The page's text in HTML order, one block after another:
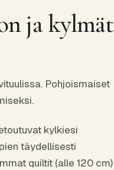
ja kylmät
Pohjoismaiset
kylkiesi
täydellisesti
quiltit (alle 120 cm)